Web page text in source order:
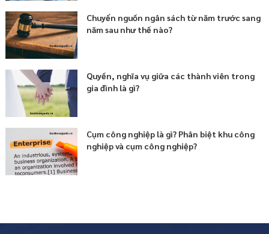
Chuyển nguồn ngân sách từ năm trước sang
năm sau như thế nào?
Quyền, nghĩa vụ giữa các thành viên trong
gia đình là gì?
Cụm công nghiệp là gì? Phân biệt khu công
nghiệp và cụm công nghiệp?